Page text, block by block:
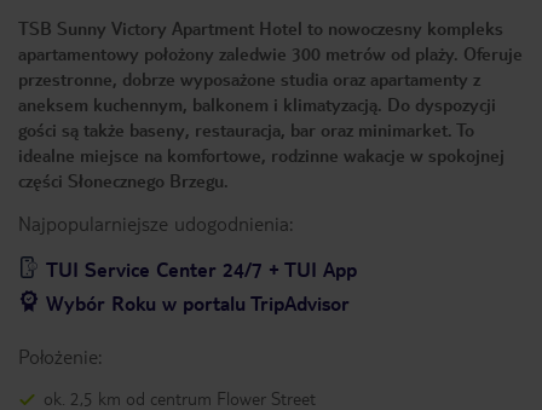
TSB Sunny Victory Apartment Hotel to nowoczesny kompleks
apartamentowy położony zaledwie 300 metrów od plaży. Oferuje
przestronne, dobrze wyposażone studia oraz apartamenty z
aneksem kuchennym, balkonem i klimatyzacją. Do dyspozycji
gości są także baseny, restauracja, bar oraz minimarket. To
idealne miejsce na komfortowe, rodzinne wakacje w spokojnej
części Słonecznego Brzegu.
Najpopularniejsze udogodnienia:
TUI Service Center 24/7 + TUI App
Wybór Roku w portalu TripAdvisor
Położenie:
ok. 2,5 km od centrum Flower Street